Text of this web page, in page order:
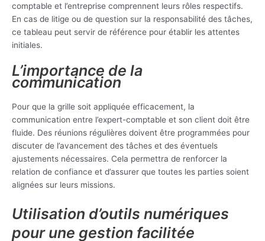
comptable et l’entreprise comprennent leurs rôles respectifs.
En cas de litige ou de question sur la responsabilité des tâches,
ce tableau peut servir de référence pour établir les attentes
initiales.
L’importance de la
communication
Pour que la grille soit appliquée efficacement, la
communication entre l’expert-comptable et son client doit être
fluide. Des réunions régulières doivent être programmées pour
discuter de l’avancement des tâches et des éventuels
ajustements nécessaires. Cela permettra de renforcer la
relation de confiance et d’assurer que toutes les parties soient
alignées sur leurs missions.
Utilisation d’outils numériques
pour une gestion facilitée